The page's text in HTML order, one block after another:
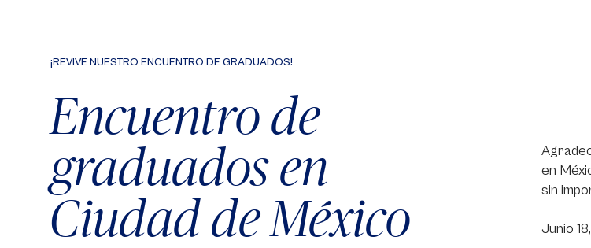
¡REVIVE NUESTRO ENCUENTRO DE GRADUADOS!
Encuentro de
graduados en
Ciudad de México
en
sin
Junio